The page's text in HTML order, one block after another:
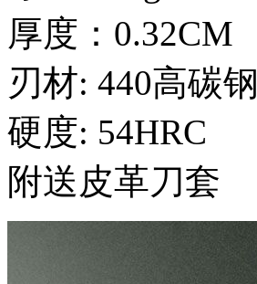
厚度：0.32CM
刃材: 440高碳钢
硬度: 54HRC
附送皮革刀套